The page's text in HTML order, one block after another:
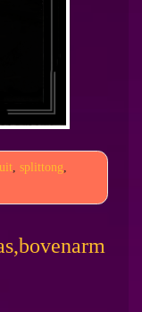
, splittong,